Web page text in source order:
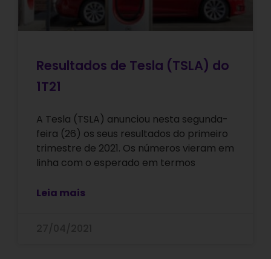
Resultados de Tesla (TSLA) do
1T21
A Tesla (TSLA) anunciou nesta segunda-
feira (26) os seus resultados do primeiro
trimestre de 2021. Os números vieram em
linha com o esperado em termos
Leia mais